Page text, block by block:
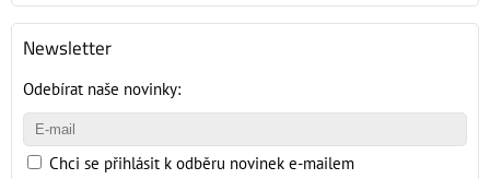
Newsletter
Odebírat naše novinky:
Chci se přihlásit k odběru novinek e-mailem